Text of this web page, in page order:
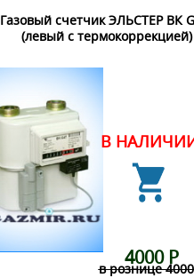
4000 Р
в рознице
Газовый счетчик ЭЛЬСТЕР ВК
(левый c термокоррекцией)
В